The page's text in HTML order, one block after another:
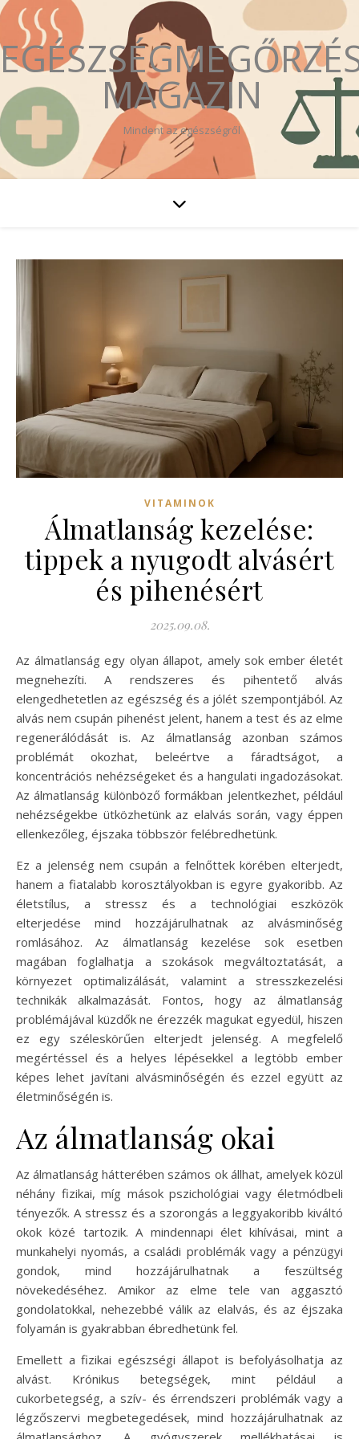
MAGAZIN
Mindent az egészségről
VITAMINOK
Álmatlanság kezelése:
tippek a nyugodt alvásért
és pihenésért
2025.09.08.
Az álmatlanság egy olyan állapot, amely sok ember életét
megnehezíti. A rendszeres és pihentető alvás
elengedhetetlen az egészség és a jólét szempontjából. Az
alvás nem csupán pihenést jelent, hanem a test és az elme
regenerálódását is. Az álmatlanság azonban számos
problémát okozhat, beleértve a fáradtságot, a
koncentrációs nehézségeket és a hangulati ingadozásokat.
Az álmatlanság különböző formákban jelentkezhet, például
nehézségekbe ütközhetünk az elalvás során, vagy éppen
ellenkezőleg, éjszaka többször felébredhetünk.
Ez a jelenség nem csupán a felnőttek körében elterjedt,
hanem a fiatalabb korosztályokban is egyre gyakoribb. Az
életstílus, a stressz és a technológiai eszközök
elterjedése mind hozzájárulhatnak az alvásminőség
romlásához. Az álmatlanság kezelése sok esetben
magában foglalhatja a szokások megváltoztatását, a
környezet optimalizálását, valamint a stresszkezelési
technikák alkalmazását. Fontos, hogy az álmatlanság
problémájával küzdők ne érezzék magukat egyedül, hiszen
ez egy széleskörűen elterjedt jelenség. A megfelelő
megértéssel és a helyes lépésekkel a legtöbb ember
képes lehet javítani alvásminőségén és ezzel együtt az
életminőségén is.
Az álmatlanság okai
Az álmatlanság hátterében számos ok állhat, amelyek közül
néhány fizikai, míg mások pszichológiai vagy életmódbeli
tényezők. A stressz és a szorongás a leggyakoribb kiváltó
okok közé tartozik. A mindennapi élet kihívásai, mint a
munkahelyi nyomás, a családi problémák vagy a pénzügyi
gondok, mind hozzájárulhatnak a feszültség
növekedéséhez. Amikor az elme tele van aggasztó
gondolatokkal, nehezebbé válik az elalvás, és az éjszaka
folyamán is gyakrabban ébredhetünk fel.
Emellett a fizikai egészségi állapot is befolyásolhatja az
alvást. Krónikus betegségek, mint például a
cukorbetegség, a szív- és érrendszeri problémák vagy a
légzőszervi megbetegedések, mind hozzájárulhatnak az